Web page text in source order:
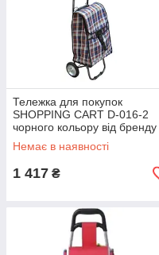
Тележка для покупок
SHOPPING CART D-016-2
чорного кольору від бренду
XPRO. (43151-D-016-2_875)
Немає в наявності
1 417 ₴